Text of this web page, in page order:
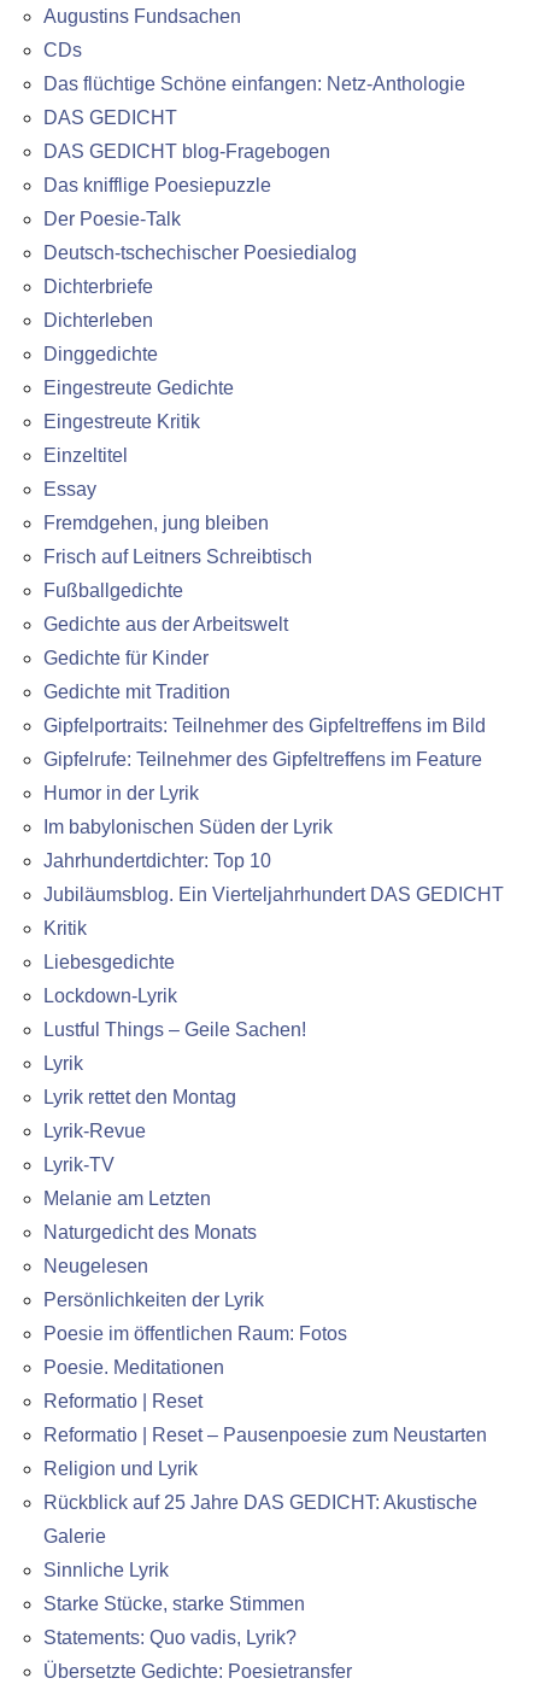
Augustins Fundsachen
CDs
Das flüchtige Schöne einfangen: Netz-Anthologie
DAS GEDICHT
DAS GEDICHT blog-Fragebogen
Das knifflige Poesiepuzzle
Der Poesie-Talk
Deutsch-tschechischer Poesiedialog
Dichterbriefe
Dichterleben
Dinggedichte
Eingestreute Gedichte
Eingestreute Kritik
Einzeltitel
Essay
Fremdgehen, jung bleiben
Frisch auf Leitners Schreibtisch
Fußballgedichte
Gedichte aus der Arbeitswelt
Gedichte für Kinder
Gedichte mit Tradition
Gipfelportraits: Teilnehmer des Gipfeltreffens im Bild
Gipfelrufe: Teilnehmer des Gipfeltreffens im Feature
Humor in der Lyrik
Im babylonischen Süden der Lyrik
Jahrhundertdichter: Top 10
Jubiläumsblog. Ein Vierteljahrhundert DAS GEDICHT
Kritik
Liebesgedichte
Lockdown-Lyrik
Lustful Things – Geile Sachen!
Lyrik
Lyrik rettet den Montag
Lyrik-Revue
Lyrik-TV
Melanie am Letzten
Naturgedicht des Monats
Neugelesen
Persönlichkeiten der Lyrik
Poesie im öffentlichen Raum: Fotos
Poesie. Meditationen
Reformatio | Reset
Reformatio | Reset – Pausenpoesie zum Neustarten
Religion und Lyrik
Rückblick auf 25 Jahre DAS GEDICHT: Akustische
Galerie
Sinnliche Lyrik
Starke Stücke, starke Stimmen
Statements: Quo vadis, Lyrik?
Übersetzte Gedichte: Poesietransfer